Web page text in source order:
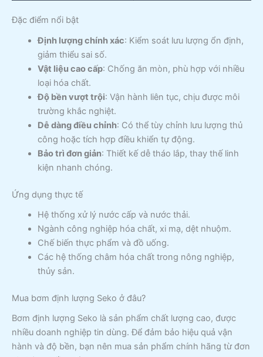
Đặc điểm nổi bật
Định lượng chính xác: Kiểm soát lưu lượng ổn định,
giảm thiểu sai số.
Vật liệu cao cấp: Chống ăn mòn, phù hợp với nhiều
loại hóa chất.
Độ bền vượt trội: Vận hành liên tục, chịu được môi
trường khắc nghiệt.
Dễ dàng điều chỉnh: Có thể tùy chỉnh lưu lượng thủ
công hoặc tích hợp điều khiển tự động.
Bảo trì đơn giản: Thiết kế dễ tháo lắp, thay thế linh
kiện nhanh chóng.
Ứng dụng thực tế
Hệ thống xử lý nước cấp và nước thải.
Ngành công nghiệp hóa chất, xi mạ, dệt nhuộm.
Chế biến thực phẩm và đồ uống.
Các hệ thống châm hóa chất trong nông nghiệp,
thủy sản.
Mua bơm định lượng Seko ở đâu?
Bơm định lượng Seko là sản phẩm chất lượng cao, được
nhiều doanh nghiệp tin dùng. Để đảm bảo hiệu quả vận
hành và độ bền, bạn nên mua sản phẩm chính hãng từ đơn